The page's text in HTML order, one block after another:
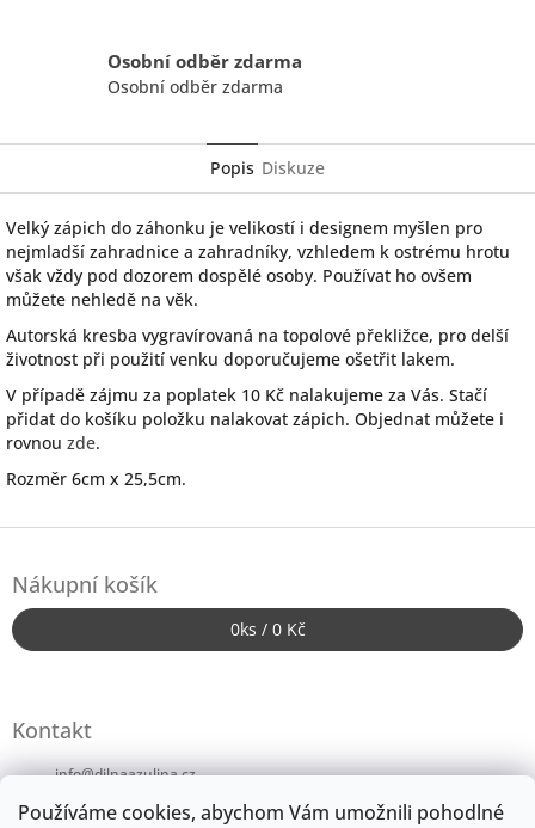
Používáme cookies, abychom Vám umožnili pohodlné
Osobní odběr zdarma
Osobní odběr zdarma
Popis Diskuze
Velký zápich do záhonku je velikostí i designem myšlen pro
nejmladší zahradnice a zahradníky, vzhledem k ostrému hrotu
však vždy pod dozorem dospělé osoby. Používat ho ovšem
můžete nehledě na věk.
Autorská kresba vygravírovaná na topolové překližce, pro delší
životnost při použití venku doporučujeme ošetřit lakem.
V případě zájmu za poplatek 10 Kč nalakujeme za Vás. Stačí
přidat do košíku položku nalakovat zápich. Objednat můžete i
rovnou zde.
Rozměr 6cm x 25,5cm.
Z
Nákupní košík
0ks / 0 Kč
Kontakt
info@dilnaazulina.cz
+420724246152